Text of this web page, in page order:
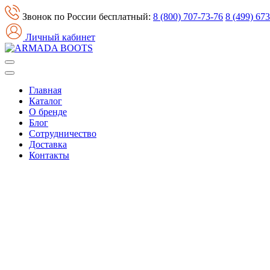
Звонок по России бесплатный: 8 (800) 707-73-76 8 (499)
Личный кабинет
Главная
Каталог
О бренде
Блог
Сотрудничество
Доставка
Контакты